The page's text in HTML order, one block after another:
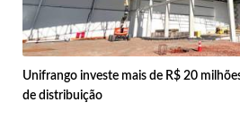
Unifrango investe mais de R$ 20
de distribuição